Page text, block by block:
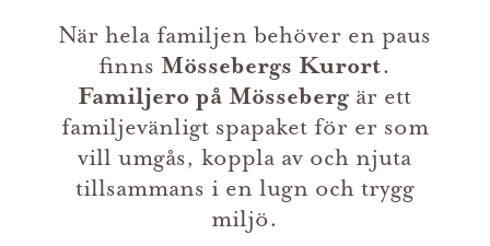
När hela familjen behöver en paus
finns Mössebergs Kurort.
Familjero på Mösseberg är ett
familjevänligt spapaket för er som
vill umgås, koppla av och njuta
tillsammans i en lugn och trygg
miljö.